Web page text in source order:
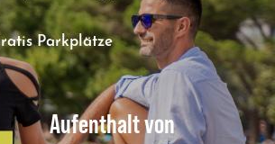
Parkplätze
Aufenthalt von